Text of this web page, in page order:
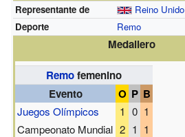
Representante de
Reino Unido
Deporte
Remo
Medallero
Remofemenino
Evento
O P B
Juegos Olímpicos 1 0 1
Campeonato Mundial 2 1 1